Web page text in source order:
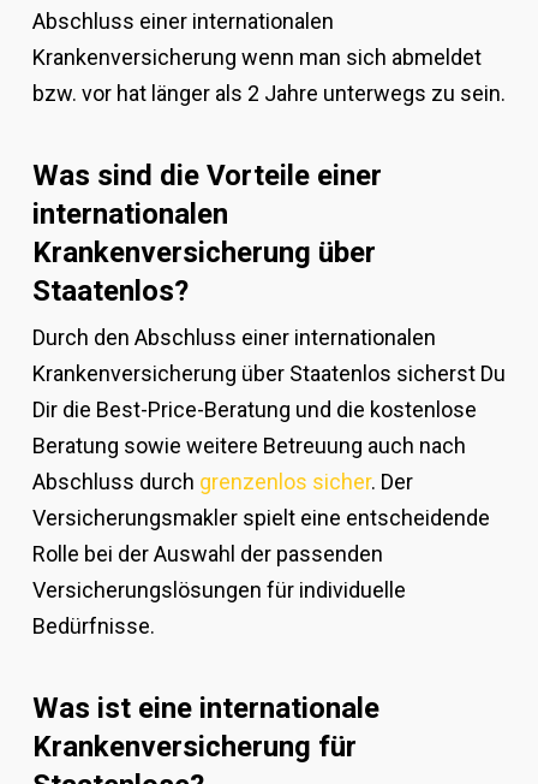
Abschluss einer internationalen
Krankenversicherung wenn man sich abmeldet
bzw. vor hat länger als 2 Jahre unterwegs zu sein.
Was sind die Vorteile einer
internationalen
Krankenversicherung über
Staatenlos?
Durch den Abschluss einer internationalen
Krankenversicherung über Staatenlos sicherst Du
Dir die Best-Price-Beratung und die kostenlose
Beratung sowie weitere Betreuung auch nach
Abschluss durch grenzenlos sicher. Der
Versicherungsmakler spielt eine entscheidende
Rolle bei der Auswahl der passenden
Versicherungslösungen für individuelle
Bedürfnisse.
Was ist eine internationale
Krankenversicherung für